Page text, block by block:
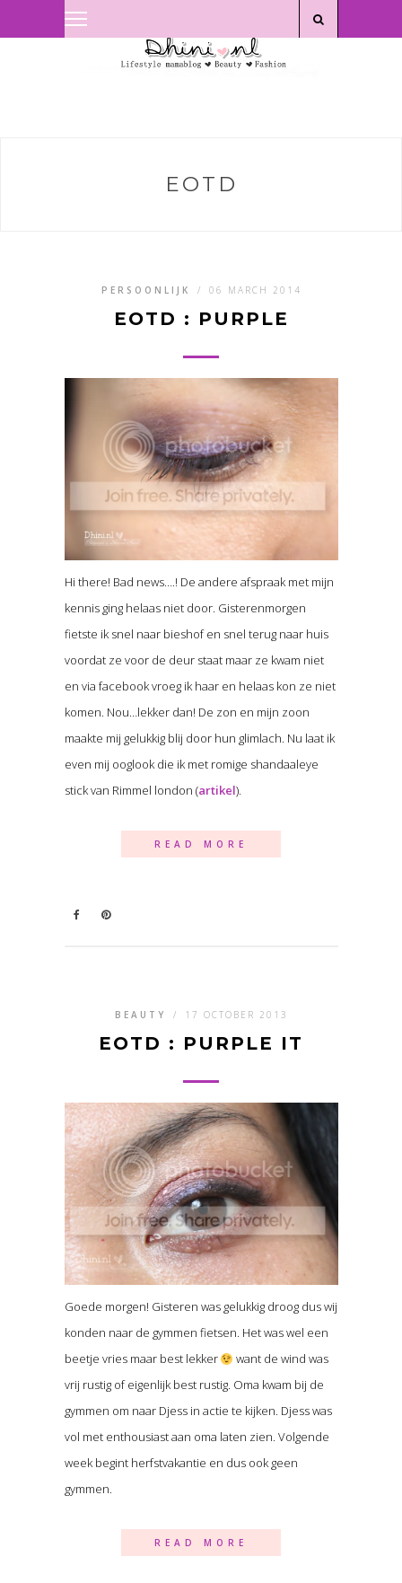
EOTD
PERSOONLIJK / 06 MARCH 2014
EOTD : PURPLE
Hi there! Bad news….! De andere afspraak met mijn
kennis ging helaas niet door. Gisterenmorgen
fietste ik snel naar bieshof en snel terug naar huis
voordat ze voor de deur staat maar ze kwam niet
en via facebook vroeg ik haar en helaas kon ze niet
komen. Nou…lekker dan! De zon en mijn zoon
maakte mij gelukkig blij door hun glimlach. Nu laat ik
even mij ooglook die ik met romige shandaaleye
stick van Rimmel london (artikel).
READ MORE
BEAUTY / 17 OCTOBER 2013
EOTD : PURPLE IT
Goede morgen! Gisteren was gelukkig droog dus wij
konden naar de gymmen fietsen. Het was wel een
beetje vries maar best lekker
want de wind was
vrij rustig of eigenlijk best rustig. Oma kwam bij de
gymmen om naar Djess in actie te kijken. Djess was
vol met enthousiast aan oma laten zien. Volgende
week begint herfstvakantie en dus ook geen
gymmen.
READ MORE